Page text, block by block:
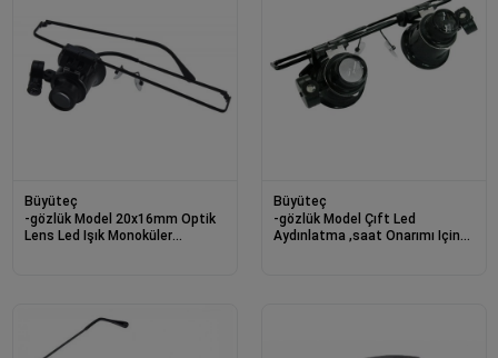
Büyüteç
-gözlük Model 20x16mm Optik
Lens Led Işık Monoküler
Büyüteç
-gözlük Model Çıft Led
Aydınlatma ,saat Onarımı Için